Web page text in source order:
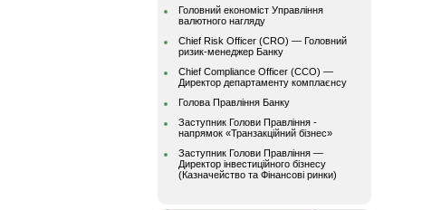
Головний економіст Управління
валютного нагляду
Chief Risk Officer (CRO) — Головний
ризик-менеджер Банку
Chief Compliance Officer (CCO) —
Директор департаменту комплаєнсу
Голова Правління Банку
Заступник Голови Правління -
напрямок «Транзакційний бізнес»
Заступник Голови Правління —
Директор інвестиційного бізнесу
(Казначейство та Фінансові ринки)